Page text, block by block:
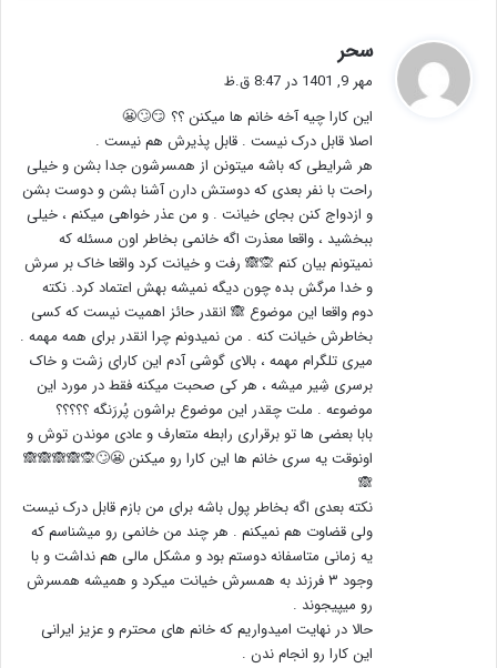
سحر
:
مهر 9, 1401 در 8:47 ق.ظ
این کارا چیه آخه خانم ها میکنن ؟؟ 😏🙄😬
اصلا قابل درک نیست . قابل پذیرش هم نیست .
هر شرایطی که باشه میتونن از همسرشون جدا بشن و خیلی
راحت با نفر بعدی که دوستش دارن آشنا بشن و دوست بشن
و ازدواج کنن بجای خیانت . و من عذر خواهی میکنم ، خیلی
ببخشید ، واقعا معذرت اگه خانمی بخاطر اون مسئله که
نمیتونم بیان کنم 🙊🙈 رفت و خیانت کرد واقعا خاک بر سرش
و خدا مرگش بده چون دیگه نمیشه بهش اعتماد کرد. نکته
دوم واقعا این موضوع 🙈 انقدر حائز اهمیت نیست که کسی
بخاطرش خیانت کنه . من نمیدونم چرا انقدر برای همه مهمه .
میری تلگرام مهمه ، بالای گوشی آدم این کارای زشت و خاک
برسری شِیر میشه ، هر کی صحبت میکنه فقط در مورد این
موضوعه . ملت چقدر این موضوع براشون پُررَنگه ؟؟؟؟؟
بابا بعضی ها تو برقراری رابطه متعارف و عادی موندن توش و
اونوقت یه سری خانم ها این کارا رو میکنن 😬🙄🙊🙈🙈🙈🙈
🙈
نکته بعدی اگه بخاطر پول باشه برای من بازم قابل درک نیست
ولی قضاوت هم نمیکنم . هر چند من خانمی رو میشناسم که
یه زمانی متاسفانه دوستم بود و مشکل مالی هم نداشت و با
وجود ۳ فرزند به همسرش خیانت میکرد و همیشه همسرش
رو میپیجوند .
حالا در نهایت امیدواریم که خانم های محترم و عزیز ایرانی
این کارا رو انجام ندن .